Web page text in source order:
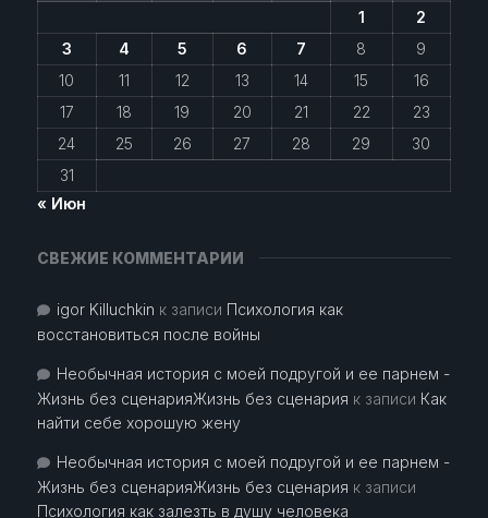
1
2
3
4 5 6 7 8
9
10
11 12 13 14 15
16
17
18 19 20 21 22
23
24
25 26 27 28 29
30
31
« Июн
СВЕЖИЕ КОММЕНТАРИИ
igor Killuchkin к записи Психология как
восстановиться после войны
Необычная история с моей подругой и ее парнем -
Жизнь без сценарияЖизнь без сценария к записи Как
найти себе хорошую жену
Необычная история с моей подругой и ее парнем -
Жизнь без сценарияЖизнь без сценария к записи
Психология как залезть в душу человека